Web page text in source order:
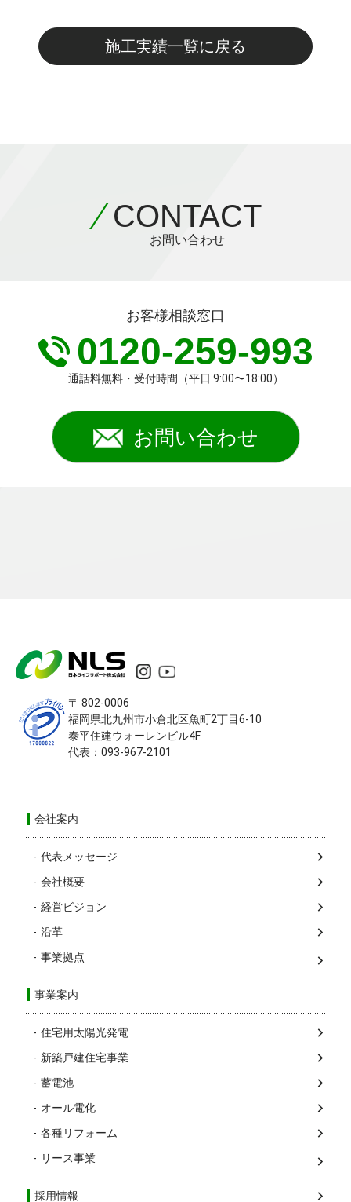
施工実績一覧に戻る
CONTACT
お問い合わせ
お客様相談窓口
0120-259-993
通話料無料・受付時間（平日 9:00〜18:00）
お問い合わせ
〒 802-0006
福岡県北九州市小倉北区魚町2丁目6-10
泰平住建ウォーレンビル4F
代表：093-967-2101
会社案内
代表メッセージ
会社概要
経営ビジョン
沿革
事業拠点
事業案内
住宅用太陽光発電
新築戸建住宅事業
蓄電池
オール電化
各種リフォーム
リース事業
採用情報